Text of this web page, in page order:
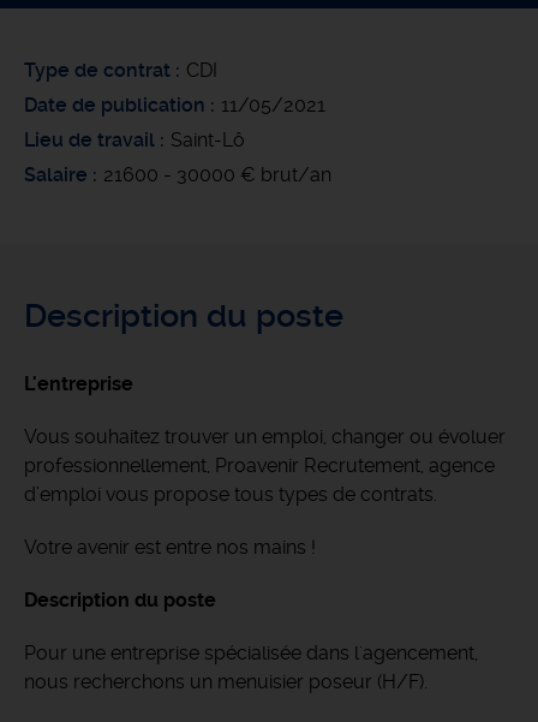
Type de contrat
CDI
Date de publication
11/05/2021
Lieu de travail
Saint-Lô
Salaire
21600 - 30000 € brut/an
Description du poste
L'entreprise
Vous souhaitez trouver un emploi, changer ou évoluer
professionnellement, Proavenir Recrutement, agence
d’emploi vous propose tous types de contrats.
Votre avenir est entre nos mains !
Description du poste
Pour une entreprise spécialisée dans l'agencement,
nous recherchons un menuisier poseur (H/F).